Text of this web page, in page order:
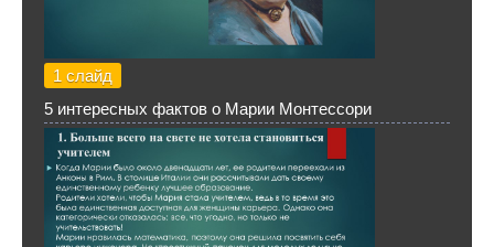
1 слайд
5 интересных фактов о Марии Монтессори